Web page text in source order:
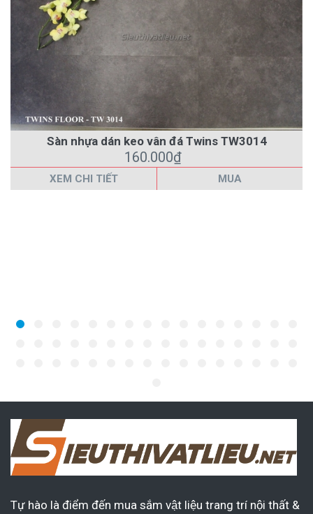
Sàn nhựa dán keo vân đá Twins TW3014
160.000₫
XEM CHI TIẾT MUA
Tự hào là điểm đến mua sắm vật liệu trang trí nội thất &